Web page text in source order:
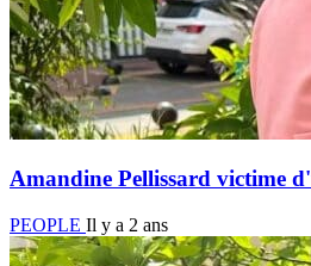
Amandine Pellissard victime
PEOPLE Il y a 2 ans